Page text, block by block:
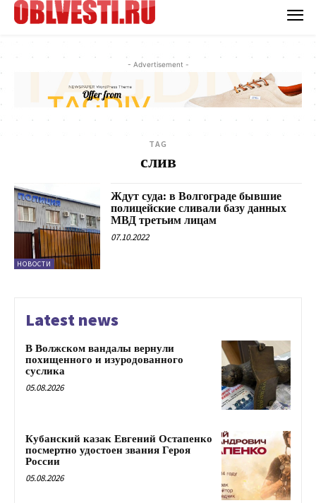
- Advertisement -
TAG
слив
НОВОСТИ
Ждут суда: в Волгограде бывшие
полицейские сливали базу данных
МВД третьим лицам
07.10.2022
Latest news
В Волжском вандалы вернули
похищенного и изуродованного
суслика
05.08.2026
Кубанский казак Евгений Остапенко
посмертно удостоен звания Героя
России
05.08.2026